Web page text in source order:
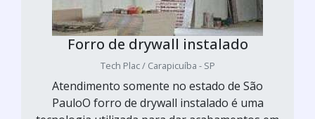
Forro de drywall instalado
Tech Plac / Carapicuíba - SP
Atendimento somente no estado de São
PauloO forro de drywall instalado é uma